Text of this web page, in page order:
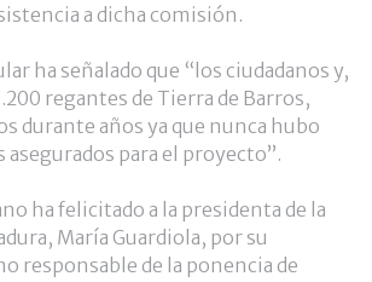
a dicha comisión.
ha señalado que “los ciudadanos y,
regantes de Tierra de Barros,
durante años ya que nunca hubo
para el proyecto”.
ha felicitado a la presidenta de la
María Guardiola, por su
responsable de la ponencia de